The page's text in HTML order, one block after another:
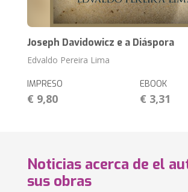
Joseph Davidowicz e a Diáspora
Edvaldo Pereira Lima
IMPRESO
€ 9,80
EBOOK
€ 3,31
Noticias acerca de el
sus obras